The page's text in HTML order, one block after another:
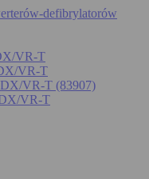
defibrylatorów
VR-T
VR-T
VR-T (83907)
VR-T